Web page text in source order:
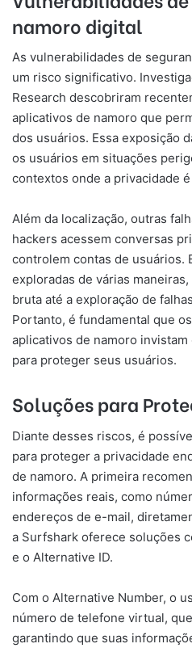
namoro digital
As vulnerabilidades de
um risco significativo.
Research descobriram
aplicativos de namoro que
dos usuários. Essa exposição
os usuários em situações
contextos onde a privacidade
Além da localização, outras
hackers acessem conversas
controlem contas de usuários.
exploradas de várias
bruta até a exploração de
Portanto, é fundamental que
aplicativos de namoro
para proteger seus usuários.
Soluções para
Diante desses riscos, é
para proteger a privacidade
de namoro. A primeira
informações reais, como
endereços de e-mail,
a Surfshark oferece soluções
e o Alternative ID.
Com o Alternative Number, o
número de telefone virtual,
garantindo que suas